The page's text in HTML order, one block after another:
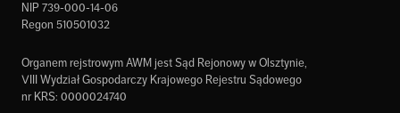
NIP 739-000-14-06
Regon 510501032
Organem rejstrowym AWM jest Sąd Rejonowy w Olsztynie,
VIII Wydział Gospodarczy Krajowego Rejestru Sądowego
nr KRS: 0000024740